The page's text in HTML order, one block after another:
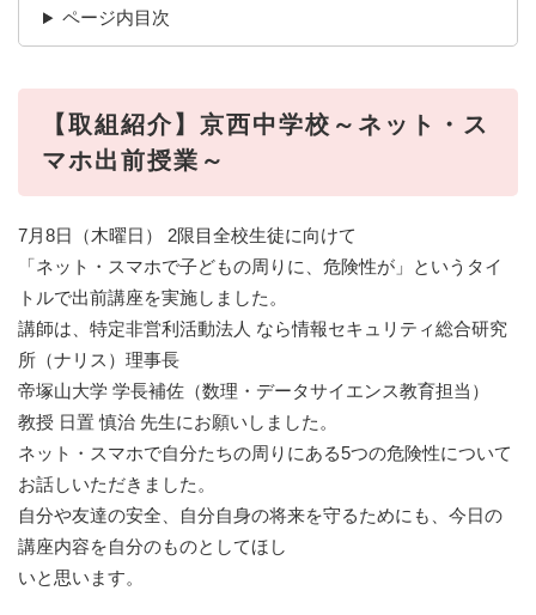
ページ内目次
【取組紹介】京西中学校～ネット・ス
マホ出前授業～
7月8日（木曜日） 2限目全校生徒に向けて
「ネット・スマホで子どもの周りに、危険性が」というタイ
トルで出前講座を実施しました。
講師は、特定非営利活動法人 なら情報セキュリティ総合研究
所（ナリス）理事長
帝塚山大学 学長補佐（数理・データサイエンス教育担当）
教授 日置 慎治 先生にお願いしました。
ネット・スマホで自分たちの周りにある5つの危険性について
お話しいただきました。
自分や友達の安全、自分自身の将来を守るためにも、今日の
講座内容を自分のものとしてほし
いと思います。